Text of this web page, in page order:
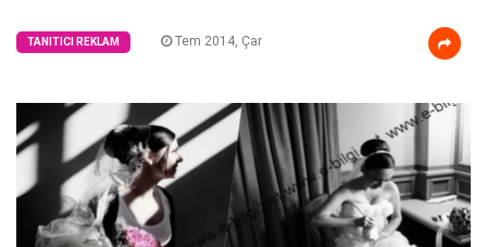
TANITICI REKLAM Tem 2014, Çar